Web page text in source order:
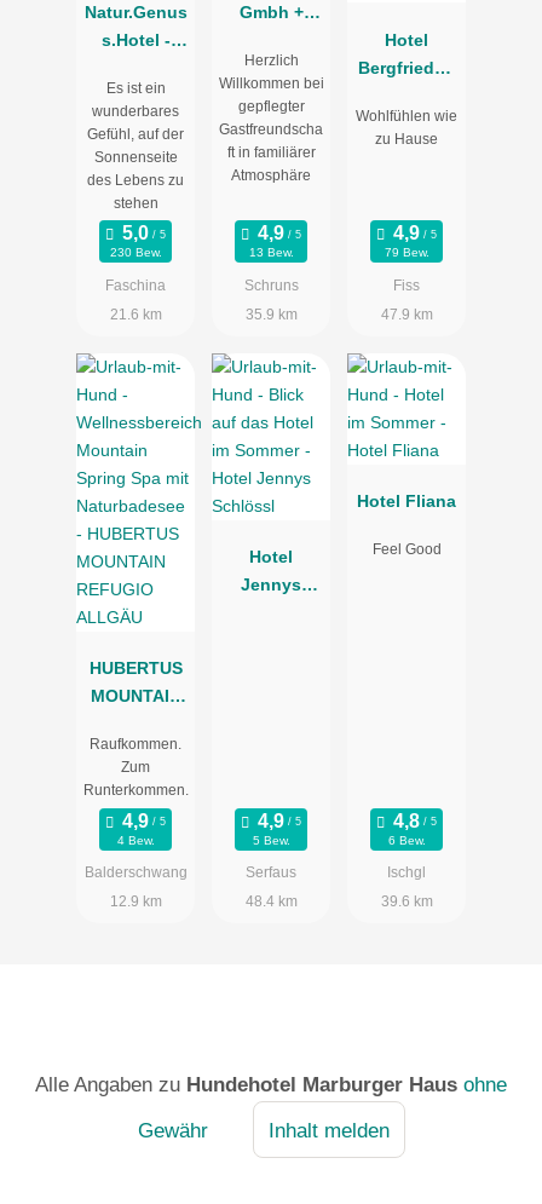
Natur.Genus
s.Hotel -
Es ist ein
wunderbares
Gefühl, auf der
Sonnenseite
des Lebens zu
stehen
230 Bew.
Faschina
21.6 km
Gmbh +
Herzlich
Willkommen bei
gepflegter
Gastfreundscha
ft in familiärer
Atmosphäre
13 Bew.
Schruns
35.9 km
Hotel
Bergfrieden
Wohlfühlen wie
zu Hause
79 Bew.
Fiss
47.9 km
HUBERTUS
MOUNTAIN
ALLGÄU
Raufkommen.
Zum
Runterkommen.
4 Bew.
Balderschwang
12.9 km
Hotel
Jennys
5 Bew.
Serfaus
48.4 km
Hotel Fliana
Feel Good
6 Bew.
Ischgl
39.6 km
Alle Angaben zu Hundehotel Marburger Haus ohne
Gewähr
Inhalt melden